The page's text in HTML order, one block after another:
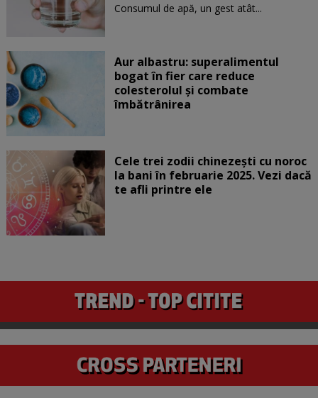
Consumul de apă, un gest atât...
Aur albastru: superalimentul
bogat în fier care reduce
colesterolul și combate
îmbătrânirea
Cele trei zodii chinezești cu noroc
la bani în februarie 2025. Vezi dacă
te afli printre ele